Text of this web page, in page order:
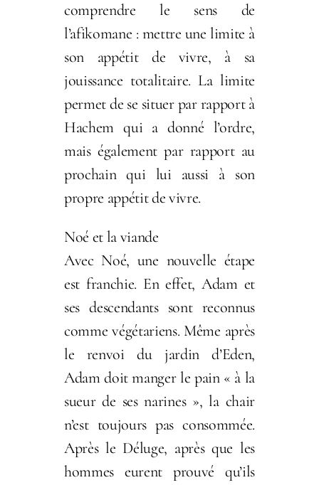
comprendre le sens de
l’afikomane : mettre une limite à
son appétit de vivre, à sa
jouissance totalitaire. La limite
permet de se situer par rapport à
Hachem qui a donné l’ordre,
mais également par rapport au
prochain qui lui aussi à son
propre appétit de vivre.
Noé et la viande
Avec Noé, une nouvelle étape
est franchie. En effet, Adam et
ses descendants sont reconnus
comme végétariens. Même après
le renvoi du jardin d’Eden,
Adam doit manger le pain « à la
sueur de ses narines », la chair
n’est toujours pas consommée.
Après le Déluge, après que les
hommes eurent prouvé qu’ils